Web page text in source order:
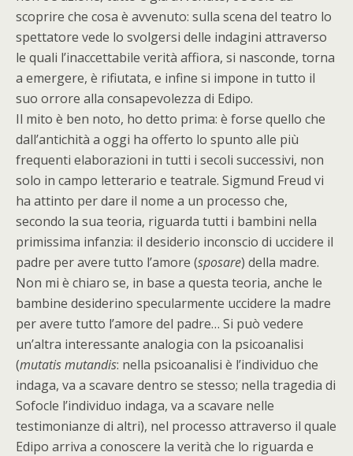
scoprire che cosa è avvenuto: sulla scena del teatro lo
spettatore vede lo svolgersi delle indagini attraverso
le quali l’inaccettabile verità affiora, si nasconde, torna
a emergere, è rifiutata, e infine si impone in tutto il
suo orrore alla consapevolezza di Edipo.
Il mito è ben noto, ho detto prima: è forse quello che
dall’antichità a oggi ha offerto lo spunto alle più
frequenti elaborazioni in tutti i secoli successivi, non
solo in campo letterario e teatrale. Sigmund Freud vi
ha attinto per dare il nome a un processo che,
secondo la sua teoria, riguarda tutti i bambini nella
primissima infanzia: il desiderio inconscio di uccidere il
padre per avere tutto l’amore (sposare) della madre.
Non mi è chiaro se, in base a questa teoria, anche le
bambine desiderino specularmente uccidere la madre
per avere tutto l’amore del padre… Si può vedere
un’altra interessante analogia con la psicoanalisi
(mutatis mutandis: nella psicoanalisi è l’individuo che
indaga, va a scavare dentro se stesso; nella tragedia di
Sofocle l’individuo indaga, va a scavare nelle
testimonianze di altri), nel processo attraverso il quale
Edipo arriva a conoscere la verità che lo riguarda e